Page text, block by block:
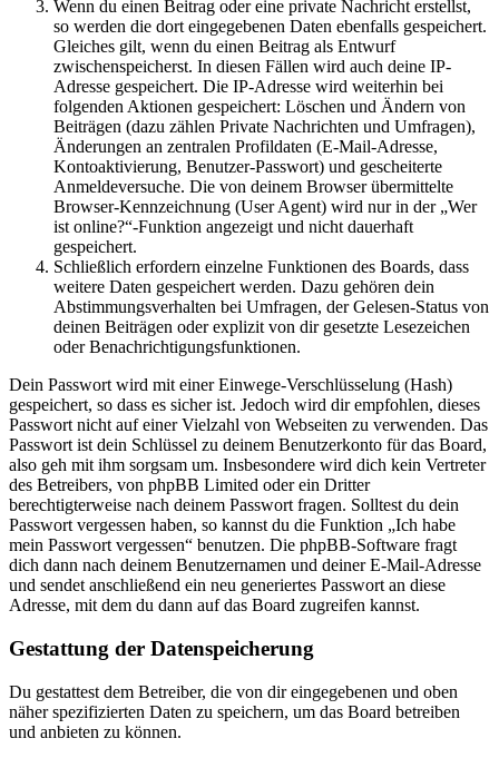
Wenn du einen Beitrag oder eine private Nachricht erstellst,
so werden die dort eingegebenen Daten ebenfalls gespeichert.
Gleiches gilt, wenn du einen Beitrag als Entwurf
zwischenspeicherst. In diesen Fällen wird auch deine IP-
Adresse gespeichert. Die IP-Adresse wird weiterhin bei
folgenden Aktionen gespeichert: Löschen und Ändern von
Beiträgen (dazu zählen Private Nachrichten und Umfragen),
Änderungen an zentralen Profildaten (E-Mail-Adresse,
Kontoaktivierung, Benutzer-Passwort) und gescheiterte
Anmeldeversuche. Die von deinem Browser übermittelte
Browser-Kennzeichnung (User Agent) wird nur in der „Wer
ist online?“-Funktion angezeigt und nicht dauerhaft
gespeichert.
Schließlich erfordern einzelne Funktionen des Boards, dass
weitere Daten gespeichert werden. Dazu gehören dein
Abstimmungsverhalten bei Umfragen, der Gelesen-Status von
deinen Beiträgen oder explizit von dir gesetzte Lesezeichen
oder Benachrichtigungsfunktionen.
Dein Passwort wird mit einer Einwege-Verschlüsselung (Hash)
gespeichert, so dass es sicher ist. Jedoch wird dir empfohlen, dieses
Passwort nicht auf einer Vielzahl von Webseiten zu verwenden. Das
Passwort ist dein Schlüssel zu deinem Benutzerkonto für das Board,
also geh mit ihm sorgsam um. Insbesondere wird dich kein Vertreter
des Betreibers, von phpBB Limited oder ein Dritter
berechtigterweise nach deinem Passwort fragen. Solltest du dein
Passwort vergessen haben, so kannst du die Funktion „Ich habe
mein Passwort vergessen“ benutzen. Die phpBB-Software fragt
dich dann nach deinem Benutzernamen und deiner E-Mail-Adresse
und sendet anschließend ein neu generiertes Passwort an diese
Adresse, mit dem du dann auf das Board zugreifen kannst.
Gestattung der Datenspeicherung
Du gestattest dem Betreiber, die von dir eingegebenen und oben
näher spezifizierten Daten zu speichern, um das Board betreiben
und anbieten zu können.